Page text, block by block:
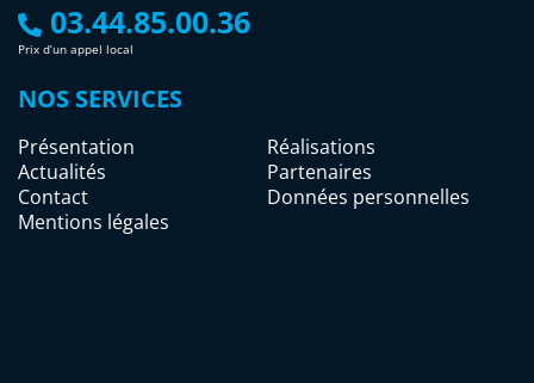
03.44.85.00.36
Prix d’un appel local
NOS SERVICES
Présentation
Réalisations
Actualités
Partenaires
Contact
Données personnelles
Mentions légales